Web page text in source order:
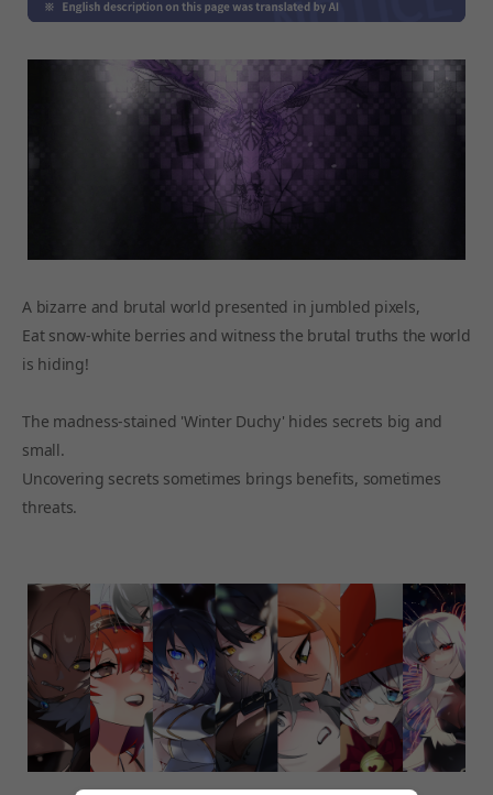
A bizarre and brutal world presented in jumbled pixels,
Eat snow-white berries and witness the brutal truths the world
is hiding!
The madness-stained 'Winter Duchy' hides secrets big and
small.
Uncovering secrets sometimes brings benefits, sometimes
threats.